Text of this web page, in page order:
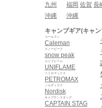
九州
福岡 佐賀 長
沖縄
沖縄
キャンプギア(キャ
Caleman
コールマン
snow peak
スノーピーク
UNIFLAME
ユニフレーム
PETROMAX
ペトロマックス
Nordisk
ノルディスク
CAPTAIN STAG
キャプテンスタッグ